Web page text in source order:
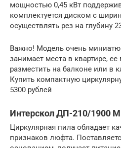
мощностью 0,45 кВт
комплектуется диском с
осуществлять рез на глубину
Важно! Модель очень
занимает места в квартире,
разместить на балконе или в
Купить компактную
5300 рублей
Интерскол ДП-210/1900 М
Циркулярная пила обладает
признаков люфта.